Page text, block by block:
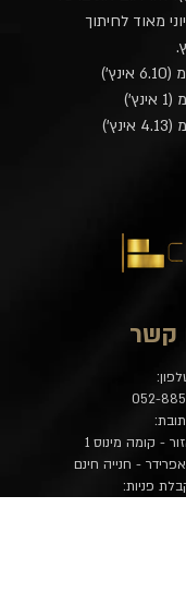
מאוד לחיתוך
קשר
052-
- חנייה חינם
פניות: